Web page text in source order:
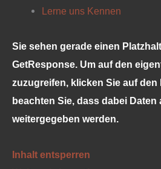
Lerne uns Kennen
Sie sehen gerade einen
GetResponse. Um auf den
zuzugreifen, klicken Sie auf
beachten Sie, dass dabei
weitergegeben werden.
Inhalt entsperren